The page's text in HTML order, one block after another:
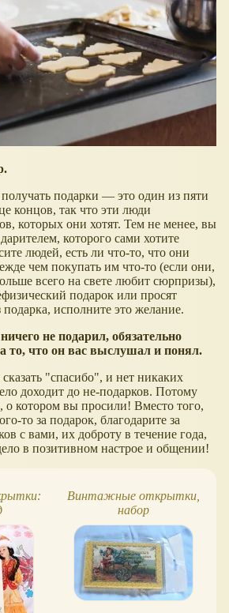
подарки — это один из пяти
концов, так что эти люди
которых они хотят. Тем не менее, вы
которого сами хотите
людей, есть ли что-то, что они
чем покупать им что-то (если они,
всего на свете любит сюрпризы),
подарок или просят
исполните это желание.
не подарил, обязательно
то, что он вас выслушал и понял.
"спасибо", и нет никаких
доходит до не-подарков. Потому
о котором вы просили! Вместо того,
то за подарок, благодарите за
с вами, их доброту в течение года,
в позитивном настрое и общении!
Винтажные открытки,
набор